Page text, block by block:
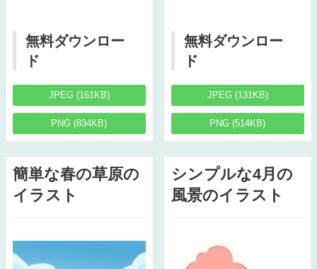
無料ダウンロー
ド
JPEG (161KB)
PNG (834KB)
無料ダウンロー
ド
JPEG (131KB)
PNG (514KB)
簡単な春の草原の
イラスト
シンプルな4月の
風景のイラスト